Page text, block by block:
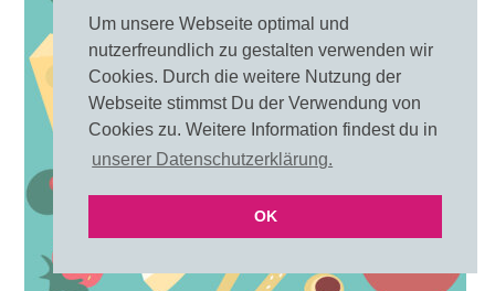
Um unsere Webseite optimal und
nutzerfreundlich zu gestalten verwenden wir
Cookies. Durch die weitere Nutzung der
Webseite stimmst Du der Verwendung von
Cookies zu. Weitere Information findest du in
unserer Datenschutzerklärung.
OK